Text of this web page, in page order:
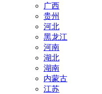
广西
贵州
河北
黑龙江
河南
湖北
湖南
内蒙古
江苏